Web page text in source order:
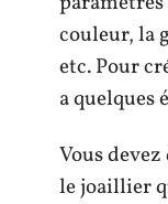
couleur, la
etc. Pour
a quelques
Vous
le joaillier